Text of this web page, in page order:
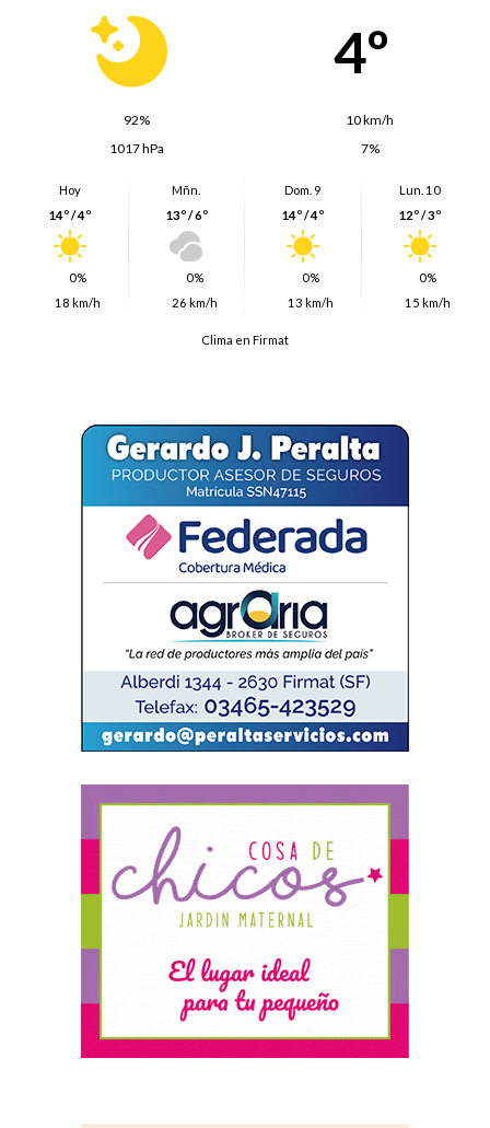
4º
92%
10 km/h
1017 hPa
7%
Hoy
14º / 4º
0%
18 km/h
Mñn.
13º / 6º
0%
26 km/h
Dom. 9
14º / 4º
0%
13 km/h
Lun. 10
12º / 3º
0%
15 km/h
Clima en Firmat